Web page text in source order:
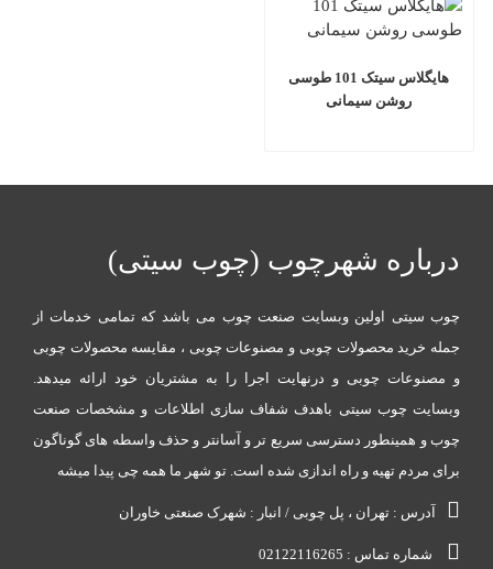
هایگلاس سیتک 101 طوسی
روشن سیمانی
درباره شهرچوب (چوب سیتی)
چوب سیتی اولین وبسایت صنعت چوب می باشد که تمامی خدمات از
جمله خرید محصولات چوبی و مصنوعات چوبی ، مقایسه محصولات چوبی
و مصنوعات چوبی و درنهایت اجرا را به مشتریان خود ارائه میدهد.
وبسایت چوب سیتی باهدف شفاف سازی اطلاعات و مشخصات صنعت
چوب و همینطور دسترسی سریع تر و آسانتر و حذف واسطه های گوناگون
برای مردم تهیه و راه اندازی شده است. تو شهر ما همه چی پیدا میشه
آدرس : تهران ، پل چوبی / انبار : شهرک صنعتی خاوران
شماره تماس : 02122116265